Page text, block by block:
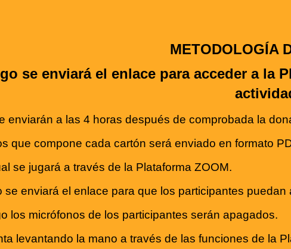
METODOLOGÍA
se enviará el enlace para acceder a la
enviarán a las 4 horas después de comprobada la
que compone cada cartón será enviado en formato
se jugará a través de la Plataforma ZOOM.
se enviará el enlace para que los participantes
los micrófonos de los participantes serán apagados.
levantando la mano a través de las funciones de la